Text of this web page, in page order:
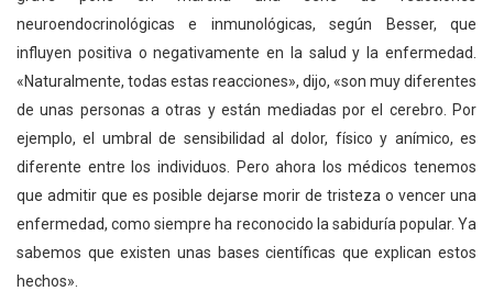
neuroendocrinológicas e inmunológicas, según Besser, que
influyen positiva o negativamente en la salud y la enfermedad.
«Naturalmente, todas estas reacciones», dijo, «son muy diferentes
de unas personas a otras y están mediadas por el cerebro. Por
ejemplo, el umbral de sensibilidad al dolor, físico y anímico, es
diferente entre los individuos. Pero ahora los médicos tenemos
que admitir que es posible dejarse morir de tristeza o vencer una
enfermedad, como siempre ha reconocido la sabiduría popular. Ya
sabemos que existen unas bases científicas que explican estos
hechos».